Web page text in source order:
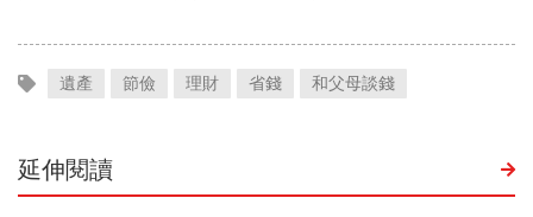
遺產 節儉 理財 省錢 和父母談錢
延伸閱讀